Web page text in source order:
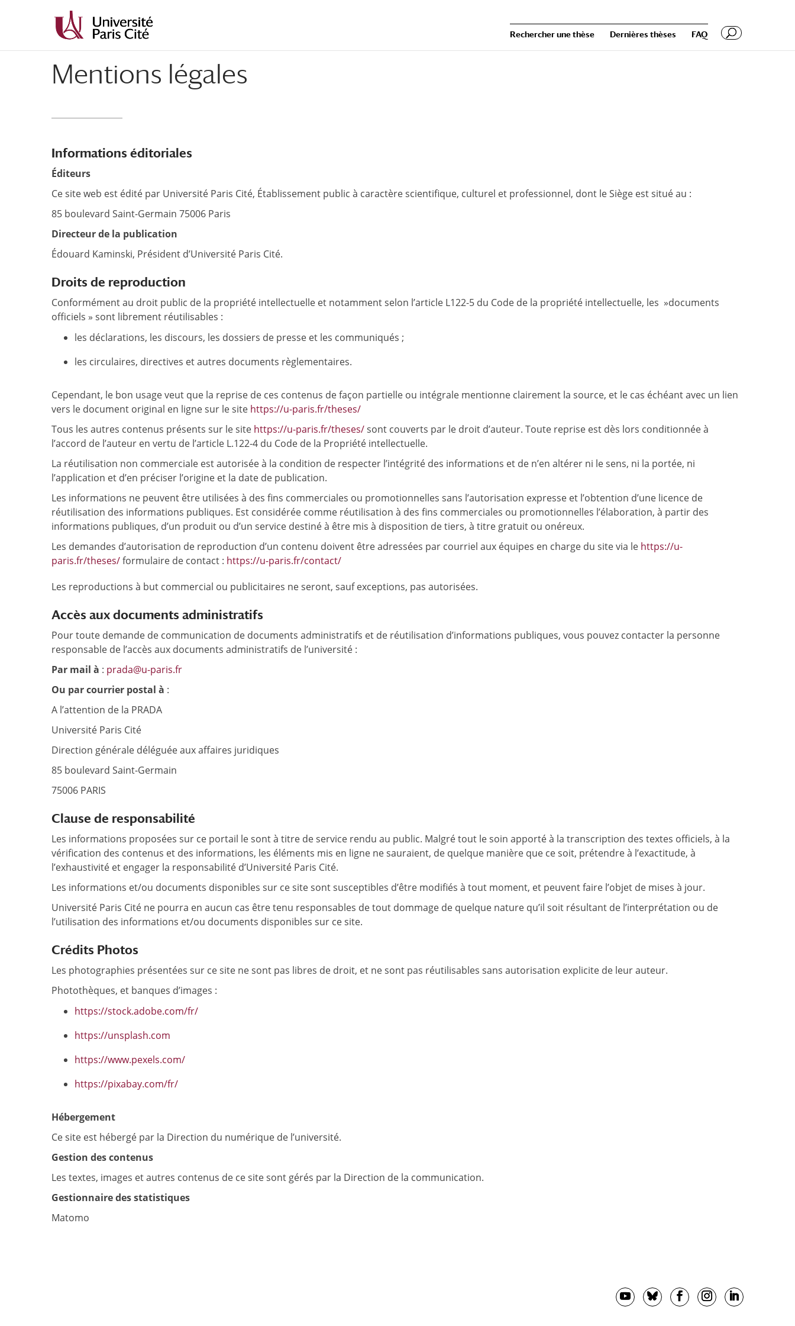
Rechercher une thèse Dernières thèses FAQ
Mentions légales
Informations éditoriales
Éditeurs
Ce site web est édité par Université Paris Cité, Établissement public à caractère scientifique, culturel et professionnel, dont le Siège est situé au :
85 boulevard Saint-Germain 75006 Paris
Directeur de la publication
Édouard Kaminski, Président d’Université Paris Cité.
Droits de reproduction
Conformément au droit public de la propriété intellectuelle et notamment selon l’article L122-5 du Code de la propriété intellectuelle, les »documents
officiels » sont librement réutilisables :
les déclarations, les discours, les dossiers de presse et les communiqués ;
les circulaires, directives et autres documents règlementaires.
Cependant, le bon usage veut que la reprise de ces contenus de façon partielle ou intégrale mentionne clairement la source, et le cas échéant avec un lien
vers le document original en ligne sur le site https://u-paris.fr/theses/
Tous les autres contenus présents sur le site https://u-paris.fr/theses/sont couverts par le droit d’auteur. Toute reprise est dès lors conditionnée à
l’accord de l’auteur en vertu de l’article L.122-4 du Code de la Propriété intellectuelle.
La réutilisation non commerciale est autorisée à la condition de respecter l’intégrité des informations et de n’en altérer ni le sens, ni la portée, ni
l’application et d’en préciser l’origine et la date de publication.
Les informations ne peuvent être utilisées à des fins commerciales ou promotionnelles sans l’autorisation expresse et l’obtention d’une licence de
réutilisation des informations publiques. Est considérée comme réutilisation à des fins commerciales ou promotionnelles l’élaboration, à partir des
informations publiques, d’un produit ou d’un service destiné à être mis à disposition de tiers, à titre gratuit ou onéreux.
Les demandes d’autorisation de reproduction d’un contenu doivent être adressées par courriel aux équipes en charge du site via le https://u-
paris.fr/theses/formulaire de contact : https://u-paris.fr/contact/
Les reproductions à but commercial ou publicitaires ne seront, sauf exceptions, pas autorisées.
Accès aux documents administratifs
Pour toute demande de communication de documents administratifs et de réutilisation d’informations publiques, vous pouvez contacter la personne
responsable de l’accès aux documents administratifs de l’université :
Par mail à : prada@u-paris.fr
Ou par courrier postal à :
A l’attention de la PRADA
Université Paris Cité
Direction générale déléguée aux affaires juridiques
85 boulevard Saint-Germain
75006 PARIS
Clause de responsabilité
Les informations proposées sur ce portail le sont à titre de service rendu au public. Malgré tout le soin apporté à la transcription des textes officiels, à la
vérification des contenus et des informations, les éléments mis en ligne ne sauraient, de quelque manière que ce soit, prétendre à l’exactitude, à
l’exhaustivité et engager la responsabilité d’Université Paris Cité.
Les informations et/ou documents disponibles sur ce site sont susceptibles d’être modifiés à tout moment, et peuvent faire l’objet de mises à jour.
Université Paris Cité ne pourra en aucun cas être tenu responsables de tout dommage de quelque nature qu’il soit résultant de l’interprétation ou de
l’utilisation des informations et/ou documents disponibles sur ce site.
Crédits Photos
Les photographies présentées sur ce site ne sont pas libres de droit, et ne sont pas réutilisables sans autorisation explicite de leur auteur.
Photothèques, et banques d’images :
https://stock.adobe.com/fr/
https://unsplash.com
https://www.pexels.com/
https://pixabay.com/fr/
Hébergement
Ce site est hébergé par la Direction du numérique de l’université.
Gestion des contenus
Les textes, images et autres contenus de ce site sont gérés par la Direction de la communication.
Gestionnaire des statistiques
Matomo